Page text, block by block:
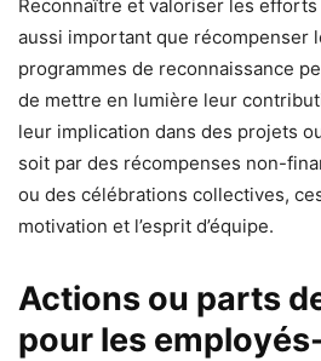
Reconnaître et valoriser les
aussi important que récompenser
programmes de reconnaissance
de mettre en lumière leur
leur implication dans des projets
soit par des récompenses non-
ou des célébrations collectives,
motivation et l’esprit d’équipe.
Actions ou parts
pour les